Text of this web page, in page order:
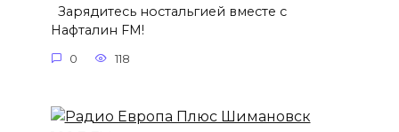
Зарядитесь ностальгией вместе с
Нафталин FM!
0 118